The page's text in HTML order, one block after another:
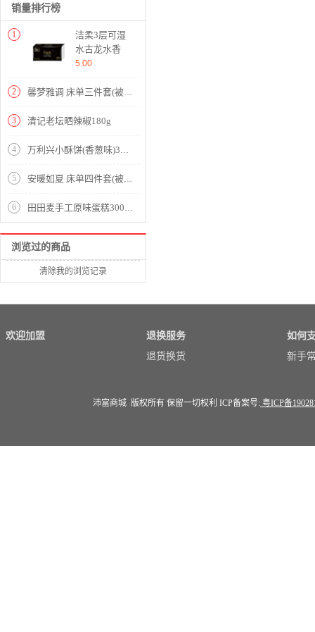
销量排行榜
1
洁柔3层可湿
水古龙水香
360张抽纸
5.00
2 馨梦雅调 床单三件套(被套1件床单1件枕套1件)(适合1.2米床)【纯棉/蓝】
3 清记老坛晒辣椒180g
4 万利兴小酥饼(香葱味)306g
5 安暖如夏 床单四件套(被套1件床单1件枕套2件)(适合1.5米床)【纯棉磨毛/橙】
6 田田麦手工原味蛋糕300g（4个独立装）
浏览过的商品
清除我的浏览记录
欢迎加盟
退换服务
退货换货
如何
新手
沛富商城 版权所有 保留一切权利 ICP备案号: 粤ICP备